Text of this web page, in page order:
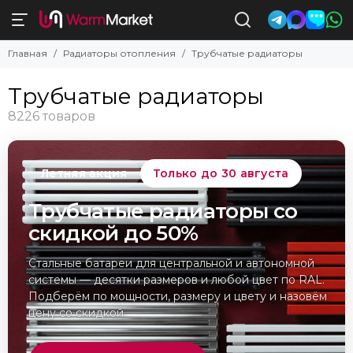
Трубчатые радиаторы
Вертикальные
Горизонтальные
С боковым подключением
С нижним подключением
Электрические
Российского производства
Цветные
180 мм
200 мм
280 мм
300 мм
345 мм
365 мм
380 мм
445 мм
Главная Радиаторы отопления Трубчатые радиаторы
Трубчатые радиаторы
Летняя акция Только до 30 августа
Трубчатые радиаторы со
скидкой до 50%
Стальные батареи для центральной и автономной
системы — десятки размеров и любой цвет по RAL.
Подберём по мощности, размеру и цвету и назовём
цену со скидкой.